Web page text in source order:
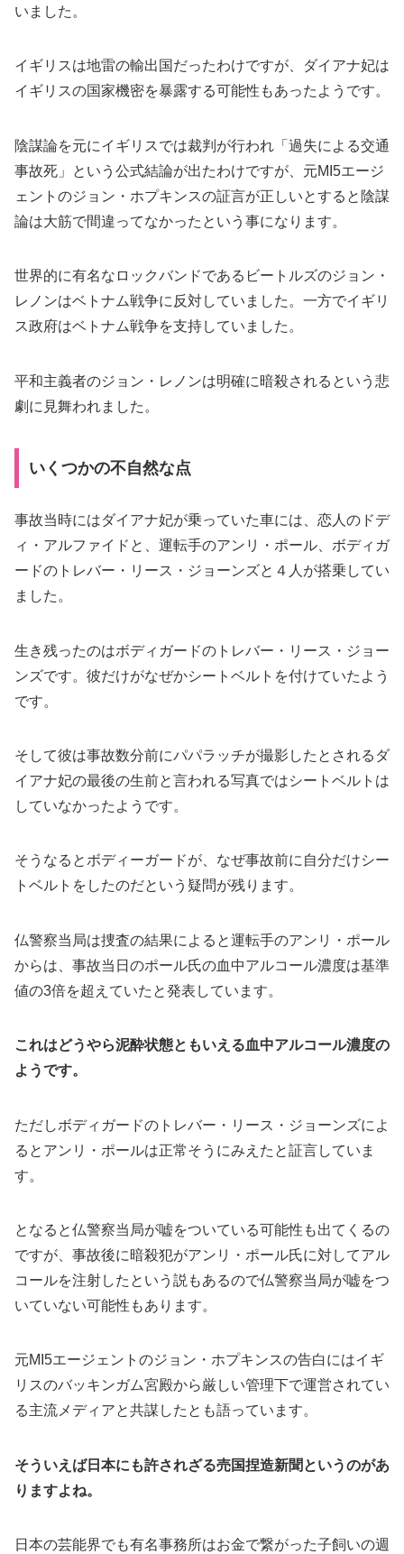
いました。
イギリスは地雷の輸出国だったわけですが、ダイアナ妃は
イギリスの国家機密を暴露する可能性もあったようです。
陰謀論を元にイギリスでは裁判が行われ「過失による交通
事故死」という公式結論が出たわけですが、元MI5エージ
ェントのジョン・ホプキンスの証言が正しいとすると陰謀
論は大筋で間違ってなかったという事になります。
世界的に有名なロックバンドであるビートルズのジョン・
レノンはベトナム戦争に反対していました。一方でイギリ
ス政府はベトナム戦争を支持していました。
平和主義者のジョン・レノンは明確に暗殺されるという悲
劇に見舞われました。
いくつかの不自然な点
事故当時にはダイアナ妃が乗っていた車には、恋人のドデ
ィ・アルファイドと、運転手のアンリ・ポール、ボディガ
ードのトレバー・リース・ジョーンズと４人が搭乗してい
ました。
生き残ったのはボディガードのトレバー・リース・ジョー
ンズです。彼だけがなぜかシートベルトを付けていたよう
です。
そして彼は事故数分前にパパラッチが撮影したとされるダ
イアナ妃の最後の生前と言われる写真ではシートベルトは
していなかったようです。
そうなるとボディーガードが、なぜ事故前に自分だけシー
トベルトをしたのだという疑問が残ります。
仏警察当局は捜査の結果によると運転手のアンリ・ポール
からは、事故当日のポール氏の血中アルコール濃度は基準
値の3倍を超えていたと発表しています。
これはどうやら泥酔状態ともいえる血中アルコール濃度の
ようです。
ただしボディガードのトレバー・リース・ジョーンズによ
るとアンリ・ポールは正常そうにみえたと証言していま
す。
となると仏警察当局が嘘をついている可能性も出てくるの
ですが、事故後に暗殺犯がアンリ・ポール氏に対してアル
コールを注射したという説もあるので仏警察当局が嘘をつ
いていない可能性もあります。
元MI5エージェントのジョン・ホプキンスの告白にはイギ
リスのバッキンガム宮殿から厳しい管理下で運営されてい
る主流メディアと共謀したとも語っています。
そういえば日本にも許されざる売国捏造新聞というのがあ
りますよね。
日本の芸能界でも有名事務所はお金で繋がった子飼いの週